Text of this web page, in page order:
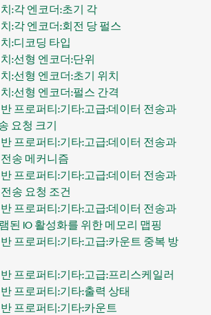
:각 엔코더:초기 각
:각 엔코더:회전 당 펄스
:디코딩 타입
:선형 엔코더:단위
:선형 엔코더:초기 위치
:선형 엔코더:펄스 간격
프로퍼티:기타:고급:데이터 전송과
요청 크기
프로퍼티:기타:고급:데이터 전송과
송 메커니즘
프로퍼티:기타:고급:데이터 전송과
송 요청 조건
프로퍼티:기타:고급:데이터 전송과
된 IO 활성화를 위한 메모리 맵핑
프로퍼티:기타:고급:카운트 중복 방
프로퍼티:기타:고급:프리스케일러
프로퍼티:기타:출력 상태
프로퍼티:기타:카운트